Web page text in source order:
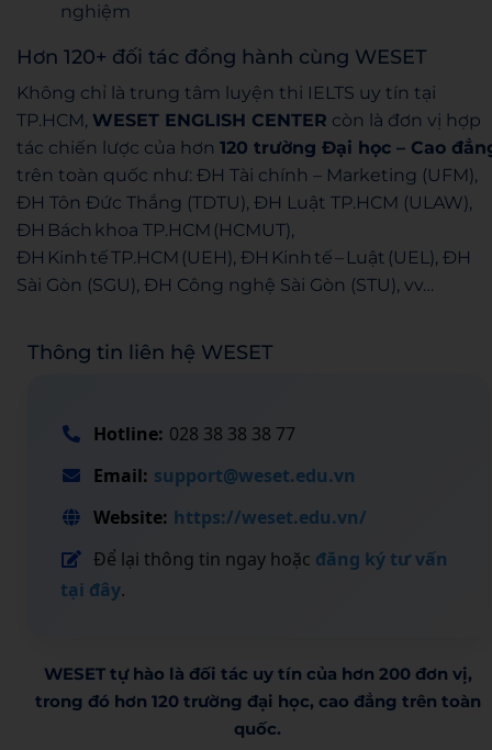
nghiệm
Hơn 120+ đối tác đồng hành cùng WESET
Không chỉ là trung tâm luyện thi IELTS uy tín tại
TP.HCM, WESET ENGLISH CENTER còn là đơn vị hợp
tác chiến lược của hơn 120 trường Đại học – Cao
trên toàn quốc như: ĐH Tài chính – Marketing (UFM),
ĐH Tôn Đức Thắng (TDTU), ĐH Luật TP.HCM (ULAW),
ĐH Bách khoa TP.HCM (HCMUT),
ĐH Kinh tế TP.HCM (UEH), ĐH Kinh tế – Luật (UEL), ĐH
Sài Gòn (SGU), ĐH Công nghệ Sài Gòn (STU), vv…
Thông tin liên hệ WESET
Hotline: 028 38 38 38 77
Email: support@weset.edu.vn
Website: https://weset.edu.vn/
Để lại thông tin ngay hoặc đăng ký tư vấn
tại đây.
WESET tự hào là đối tác uy tín của hơn 200 đơn vị,
trong đó hơn 120 trường đại học, cao đẳng trên toàn
quốc.​